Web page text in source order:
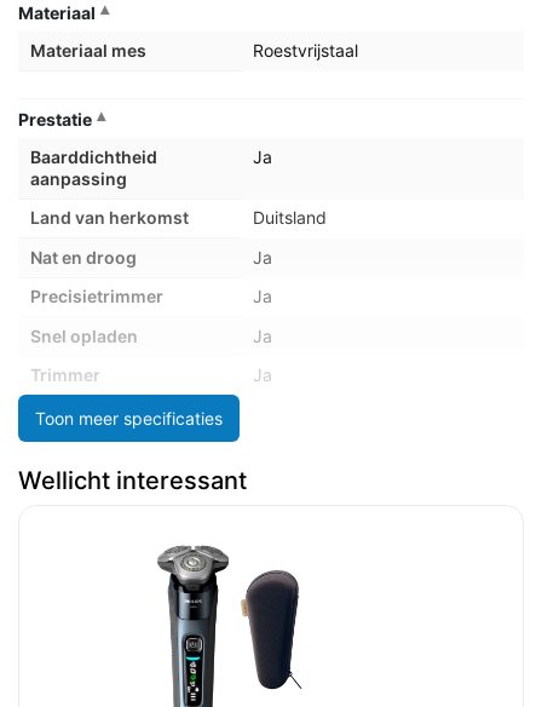
Materiaal
Materiaal mes
Roestvrijstaal
Prestatie
Baarddichtheid
aanpassing
Ja
Land van herkomst
Duitsland
Nat en droog
Ja
Precisietrimmer
Ja
Snel opladen
Ja
Trimmer
Ja
Volgt de contouren
Waterdicht
Batterij-indicator
Batterijtechnologie
Lithium-Ion (Li-Ion)
5 min
Toon meer specificaties
Wellicht interessant